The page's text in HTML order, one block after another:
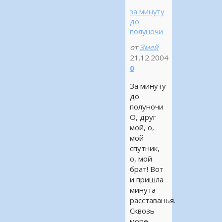
за минуту
до
полуночи
от Змей
21.12.2004
0
За минуту
до
полуночи
О, друг
мой, о,
мой
спутник,
о, мой
брат! Вот
и пришла
минута
расставанья.
Сквозь